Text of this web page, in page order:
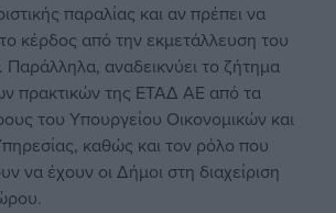
παραλίας και αν πρέπει να
κέρδος από την εκμετάλλευση του
αναδεικνύει το ζήτημα
πρακτικών της ΕΤΑΔ ΑΕ από τα
του Υπουργείου Οικονομικών και
καθώς και τον ρόλο που
να έχουν οι Δήμοι στη διαχείριση